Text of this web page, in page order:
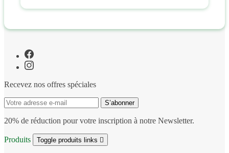
Recevez nos offres spéciales
20% de réduction pour votre inscription à notre Newsletter.
Produits Toggle produits links 